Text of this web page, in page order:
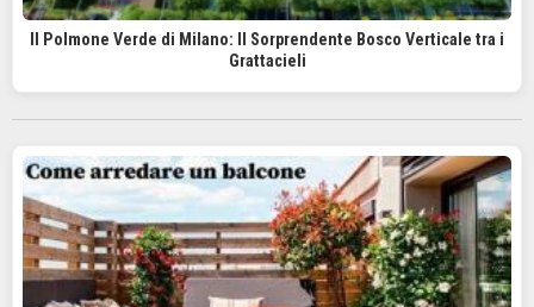
Il Polmone Verde di Milano: Il Sorprendente Bosco Verticale tra i
Grattacieli